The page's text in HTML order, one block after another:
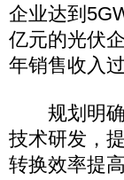
企业达到
亿元的光伏
年销售收入
规划明确
技术研发，
转换效率提